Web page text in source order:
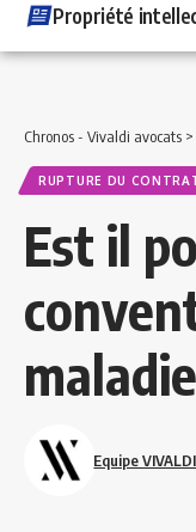
Propriété
Chronos - Vivaldi avocats >
RUPTURE DU
Est il
Equipe VIVALDI